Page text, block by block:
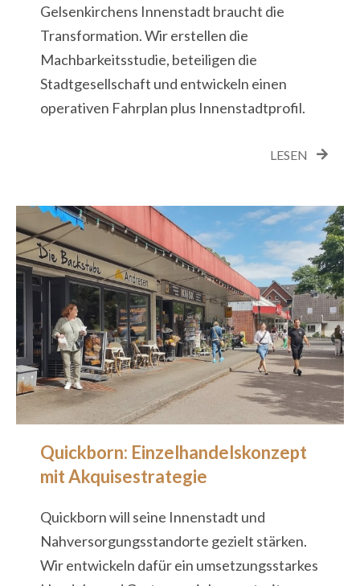
Gelsenkirchens Innenstadt braucht die
Transformation. Wir erstellen die
Machbarkeitsstudie, beteiligen die
Stadtgesellschaft und entwickeln einen
operativen Fahrplan plus Innenstadtprofil.
LESEN
Quickborn: Einzelhandelskonzept
mit Akquisestrategie
Quickborn will seine Innenstadt und
Nahversorgungsstandorte gezielt stärken.
Wir entwickeln dafür ein umsetzungsstarkes